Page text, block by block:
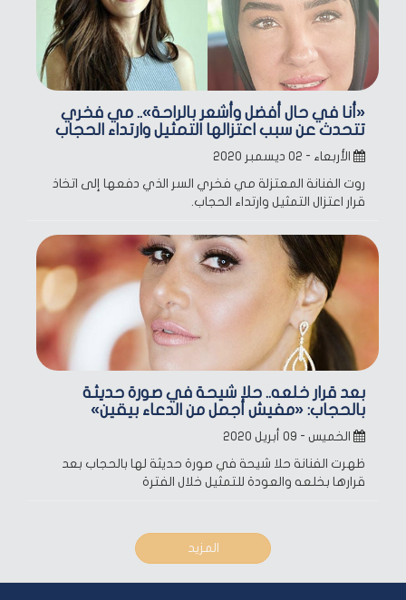
«أنا في حال أفضل وأشعر بالراحة».. مي فخري
تتحدث عن سبب اعتزالها التمثيل وارتداء الحجاب
الأربعاء - ٠٢ ديسمبر ٢٠٢٠
روت الفنانة المعتزلة ​مي فخري السر الذي دفعها إلى اتخاذ
قرار اعتزال التمثيل وارتداء الحجاب.
بعد قرار خلعه.. حلا شيحة في صورة حديثة
بالحجاب: «مفيش أجمل من الدعاء بيقين»
الخميس - ٠٩ أبريل ٢٠٢٠
ظهرت الفنانة حلا شيحة في صورة حديثة لها بالحجاب بعد
قرارها بخلعه والعودة للتمثيل خلال الفترة
المزيد